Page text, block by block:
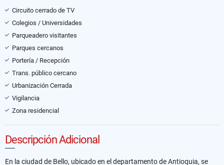
Circuito cerrado de TV
Colegios / Universidades
Parqueadero visitantes
Parques cercanos
Portería / Recepción
Trans. público cercano
Urbanización Cerrada
Vigilancia
Zona residencial
Descripción Adicional
En la ciudad de Bello, ubicado en el departamento de Antioquia, se